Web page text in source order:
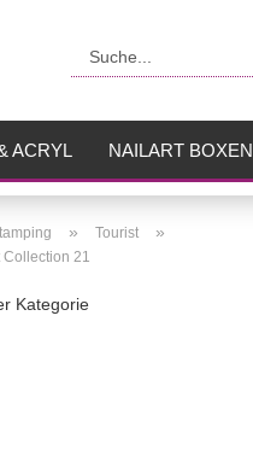
ACRYL NAILART BOXEN
» Tourist »
Collection 21
Kategorie